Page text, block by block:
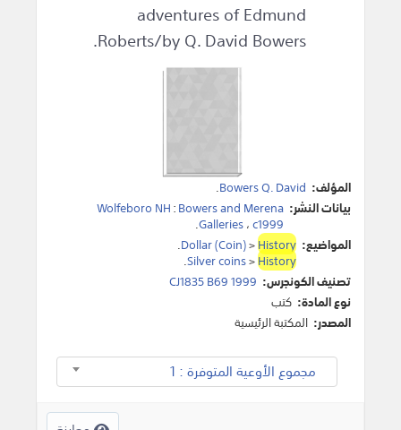
adventures of Edmund
Roberts/by Q. David Bowers.
المؤلف: Bowers Q. David
.
بيانات النشر:
Wolfeboro NH:Bowers and Merena
Galleries،c1999
.
المواضيع:
Dollar (Coin)>History
.
Silver coins>History
.
تصنيف الكونجرس: CJ1835 B69 1999
نوع المادة: كتب
المصدر: المكتبة الرئيسية
مجموع الأوعية المتوفرة : 1